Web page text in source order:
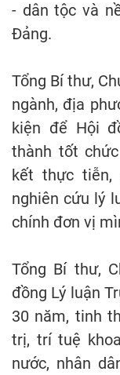
- dân tộc và
Đảng.
Tổng Bí thư,
ngành, địa
kiện để Hội
thành tốt
kết thực tiễn,
nghiên cứu lý
chính đơn vị
Tổng Bí thư,
đồng Lý luận
30 năm, tinh
trị, trí tuệ
nước, nhân